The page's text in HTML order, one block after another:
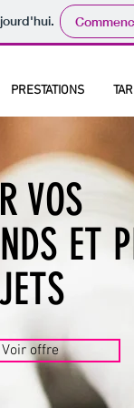
PRESTATIONS
VOS
ET
Voir offre